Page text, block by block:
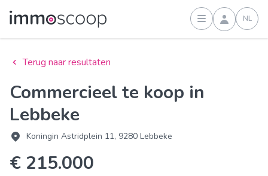
Inloggen
NL
Terug naar resultaten
Commercieel te koop in
Lebbeke
Koningin Astridplein 11, 9280 Lebbeke
€ 215.000